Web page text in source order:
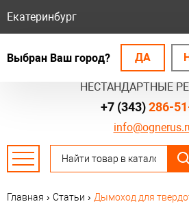
БЕЗОПАСНЫЕ
НЕСТАНДАРТНЫЕ
Екатеринбург
Выбран Ваш город? ДА
+7 (343)286-
Главная › Статьи › Дымоход для